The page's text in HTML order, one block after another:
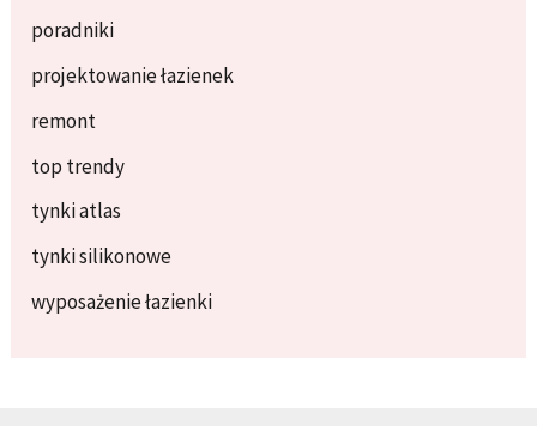
poradniki
projektowanie łazienek
remont
top trendy
tynki atlas
tynki silikonowe
wyposażenie łazienki